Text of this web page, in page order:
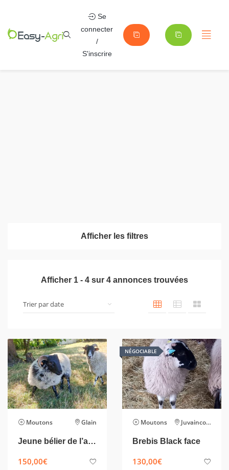
Se
connecter
/
S'inscrire
Afficher les filtres
Afficher 1 - 4 sur 4 annonces trouvées
Moutons Glain
Jeune bélier de l’année Black Face
150,00€
NÉGOCIABLE
Moutons Juvaincourt
Brebis Black face
130,00€